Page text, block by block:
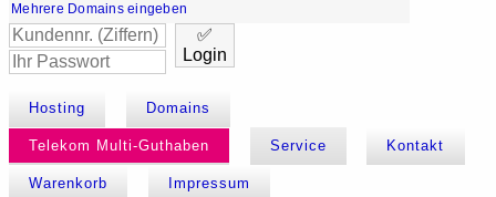
Mehrere Domains eingeben
✅
Login
Hosting Domains
Telekom Multi-Guthaben Service Kontakt
Warenkorb Impressum